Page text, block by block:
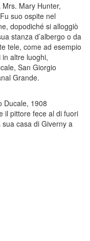
Mary Hunter,
suo ospite nel
dopodiché si alloggiò
stanza d’albergo o da
tele, come ad esempio
altre luoghi,
San Giorgio
Grande.
Ducale, 1908
il pittore fece al di fuori
casa di Giverny a